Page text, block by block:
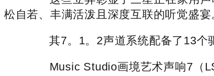
松自若、丰满活泼且深度互联的听觉盛宴
其7。1。2声道系统配备了13个驱
Music Studio画境艺术声响7（